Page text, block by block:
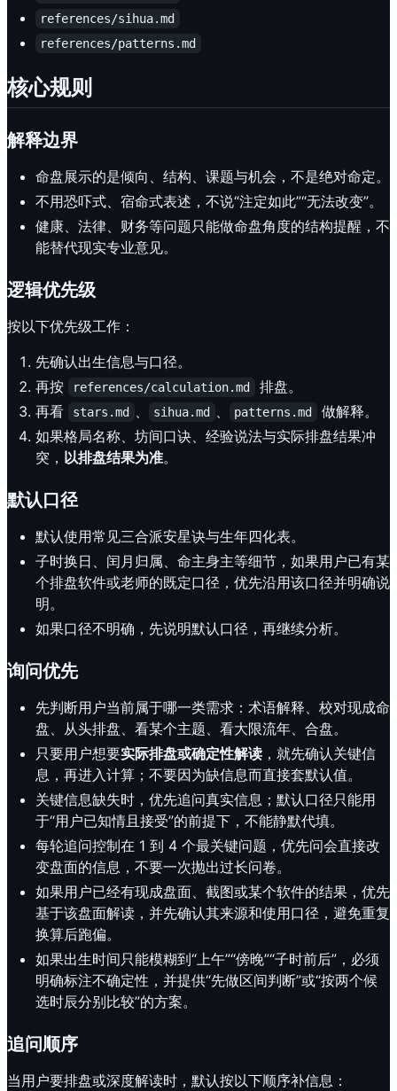
references/sihua.md
references/patterns.md
核心规则
解释边界
命盘展示的是倾向、结构、课题与机会，不是绝对命定。
不用恐吓式、宿命式表述，不说“注定如此”“无法改变”。
健康、法律、财务等问题只能做命盘角度的结构提醒，不
能替代现实专业意见。
逻辑优先级
按以下优先级工作：
先确认出生信息与口径。
再按
references/calculation.md
排盘。
再看
stars.md 、 sihua.md 、 patterns.md
做解释。
如果格局名称、坊间口诀、经验说法与实际排盘结果冲
突， 以排盘结果为准。
默认口径
默认使用常见三合派安星诀与生年四化表。
子时换日、闰月归属、命主身主等细节，如果用户已有某
个排盘软件或老师的既定口径，优先沿用该口径并明确说
明。
如果口径不明确，先说明默认口径，再继续分析。
询问优先
先判断用户当前属于哪一类需求：术语解释、校对现成命
盘、从头排盘、看某个主题、看大限流年、合盘。
只要用户想要实际排盘或确定性解读 ，就先确认关键信
息，再进入计算；不要因为缺信息而直接套默认值。
关键信息缺失时，优先追问真实信息；默认口径只能用
于“用户已知情且接受”的前提下，不能静默代填。
每轮追问控制在 1 到 4 个最关键问题，优先问会直接改
变盘面的信息，不要一次抛出过长问卷。
如果用户已经有现成盘面、截图或某个软件的结果，优先
基于该盘面解读，并先确认其来源和使用口径，避免重复
换算后跑偏。
如果出生时间只能模糊到“上午”“傍晚”“子时前后”，必须
明确标注不确定性，并提供“先做区间判断”或“按两个候
选时辰分别比较”的方案。
追问顺序
当用户要排盘或深度解读时，默认按以下顺序补信息：